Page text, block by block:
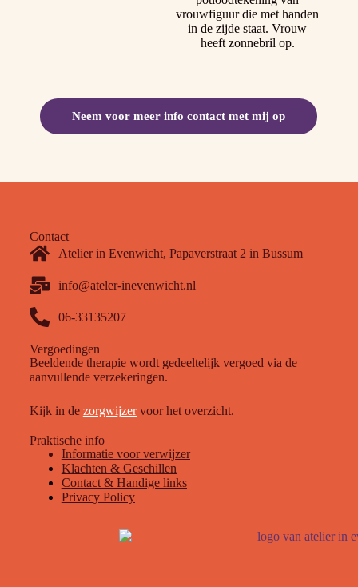
Neem voor meer info contact met mij op
Contact
Atelier in Evenwicht, Papaverstraat 2 in Bussum
info@ateler-inevenwicht.nl
06-33135207
Vergoedingen
Beeldende therapie wordt gedeeltelijk vergoed via de
aanvullende verzekeringen.
Kijk in de zorgwijzervoor het overzicht.
Praktische info
Informatie voor verwijzer
Klachten & Geschillen
Contact& Handige links
Privacy Policy